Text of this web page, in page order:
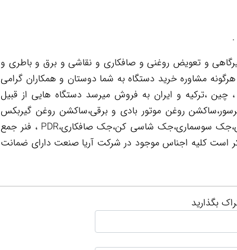
.
و تعویض روغنی و صافکاری و نقاشی و برق و باطری و
مشاوره خرید دستگاه به شما دوستان و همکاران گرامی
،ترکیه و ایران به فروش میرسد دستگاه هایی از قبیل
روغن موتور بادی و برقی،ساکشن روغن گیربکس
،ساکشن روغن ترمز،گریس پمپ ،واسکازین پمپ ، ساکشن روغن هیدرولیک ،بکس بادی،جک سوسماری،جک شاسی کن،جک صافکاری،PDR ، فنر جمع
ذکر است کلیه اجناس موجود در شرکت آریا صنعت دارای ضمانت
بگذارید